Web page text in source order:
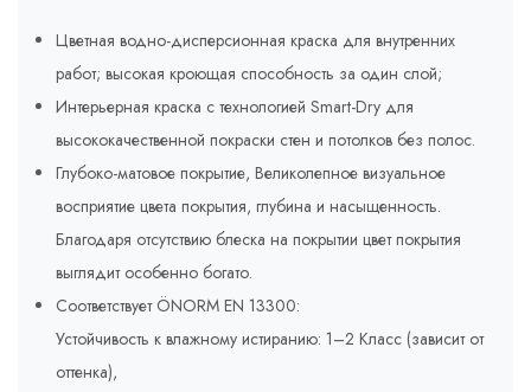
Цветная водно-дисперсионная краска для внутренних
работ; высокая кроющая способность за один слой;
Интерьерная краска с технологией Smart-Dry для
высококачественной покраски стен и потолков без полос.
Глубоко-матовое покрытие, Великолепное визуальное
восприятие цвета покрытия, глубина и насыщенность.
Благодаря отсутствию блеска на покрытии цвет покрытия
выглядит особенно богато.
Соответствует ÖNORM EN 13300:
Устойчивость к влажному истиранию: 1–2 Класс (зависит от
оттенка),